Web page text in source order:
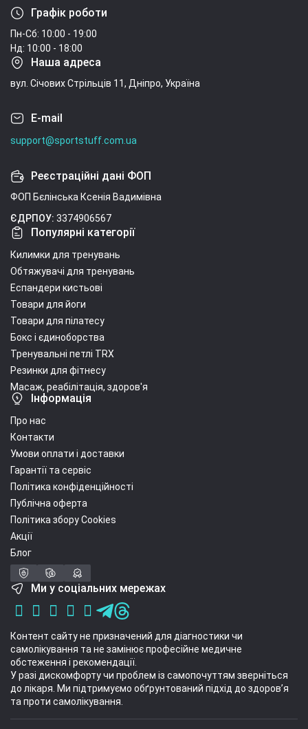
Графік роботи
Пн-Сб: 10:00 - 19:00
Нд: 10:00 - 18:00
Наша адреса
вул. Січових Стрільців 11, Дніпро, Україна
E-mail
support@sportstuff.com.ua
Реєстраційні дані ФОП
ФОП Бєлінська Ксенія Вадимівна
ЄДРПОУ: 3374906567
Популярні категорії
Килимки для тренувань
Обтяжувачі для тренувань
Еспандери кистьові
Товари для йоги
Товари для пілатесу
Бокс і єдиноборства
Тренувальні петлі TRX
Резинки для фітнесу
Масаж, реабілітація, здоров'я
Інформація
Про нас
Контакти
Умови оплати і доставки
Гарантії та сервіс
Політика конфіденційності
Публічна оферта
Політика збору Cookies
Акції
Блог
Ми у соціальних мережах
Контент сайту не призначений для діагностики чи
самолікування та не замінює професійне медичне
обстеження і рекомендації.
У разі дискомфорту чи проблем із самопочуттям зверніться
до лікаря. Ми підтримуємо обґрунтований підхід до здоров’я
та проти самолікування.